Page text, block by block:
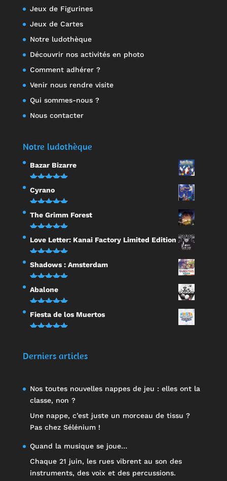
Jeux de Figurines
Jeux de Cartes
Notre ludothèque
Découvrir nos activités en photo
Comment adhérer ?
Venir nous rendre visite
Qui sommes-nous ?
Nous contacter
Notre ludothèque
Bazar Bizarre
Note5.00
sur 5
Cyrano
Note5.00
sur 5
The Grimm Forest
Note 5.00
sur 5
Love Letter: Kanai Factory Limited Edition
Note5.00
sur 5
Shadows : Amsterdam
Note5.00
sur 5
Abalone
Note5.00
sur 5
Fiesta de los Muertos
Derniers articles
Nos toutes nouvelles nappes de jeu : elles ont la
classe, non ?
Une nappe, c’est juste un morceau de tissu ?
Pas chez Sélénium !
Quand la musique se joue…
Chaque 21 juin, les rues vibrent au son des
instruments, des voix et des percussions.